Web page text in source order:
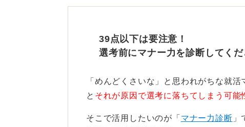
し、指定された時間に合わせて入館・
39点以下は要注意！
選考前にマナー力を診断してく
「めんどくさいな」と思われがちな就
と それが原因で選考に落ちてしまう可能
そこで活用したいのが「 マナー力診断 」